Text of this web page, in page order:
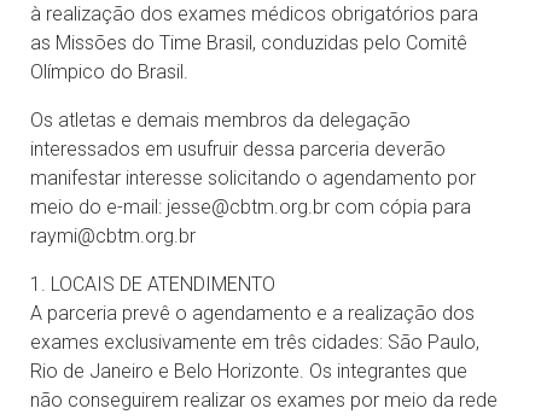
à realização dos exames médicos obrigatórios para
as Missões do Time Brasil, conduzidas pelo Comitê
Olímpico do Brasil.
Os atletas e demais membros da delegação
interessados em usufruir dessa parceria deverão
manifestar interesse solicitando o agendamento por
meio do e-mail: jesse@cbtm.org.br com cópia para
raymi@cbtm.org.br
1. LOCAIS DE ATENDIMENTO
A parceria prevê o agendamento e a realização dos
exames exclusivamente em três cidades: São Paulo,
Rio de Janeiro e Belo Horizonte. Os integrantes que
não conseguirem realizar os exames por meio da rede